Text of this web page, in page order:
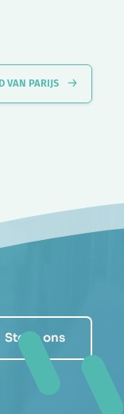
VAN PARIJS
Steun ons